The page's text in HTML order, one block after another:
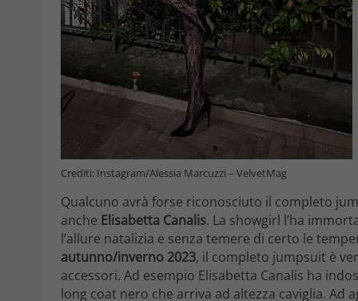
Crediti: Instagram/Alessia Marcuzzi – VelvetMag
Qualcuno avrà forse riconosciuto il completo
anche Elisabetta Canalis. La showgirl l’ha
l’allure natalizia e senza temere di certo le
autunno/inverno 2023, il completo jumpsuit è
accessori. Ad esempio Elisabetta Canalis ha
long coat nero che arriva ad altezza caviglia. Ad